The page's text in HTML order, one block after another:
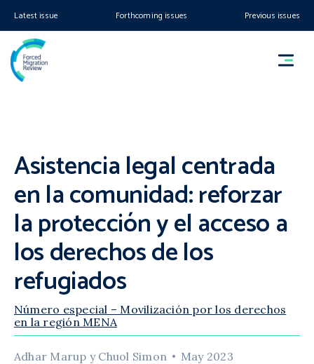
Latest issue Forthcoming issues Previous issues
Asistencia legal centrada
en la comunidad: reforzar
la protección y el acceso a
los derechos de los
refugiados
Número especial – Movilización por los derechos
en la región MENA
Adhar Marup y Chuol Simon May 2023